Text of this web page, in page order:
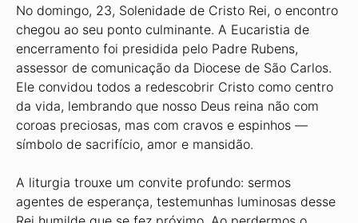
No domingo, 23, Solenidade de Cristo Rei, o encontro
chegou ao seu ponto culminante. A Eucaristia de
encerramento foi presidida pelo Padre Rubens,
assessor de comunicação da Diocese de São Carlos.
Ele convidou todos a redescobrir Cristo como centro
da vida, lembrando que nosso Deus reina não com
coroas preciosas, mas com cravos e espinhos —
símbolo de sacrifício, amor e mansidão.
A liturgia trouxe um convite profundo: sermos
agentes de esperança, testemunhas luminosas desse